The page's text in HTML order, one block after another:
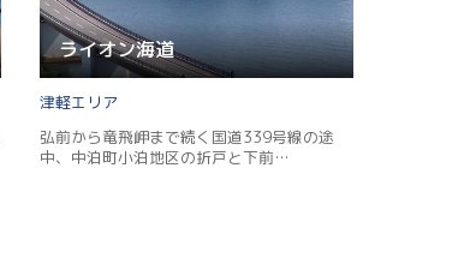
ライオン海道
津軽
弘前から竜飛岬まで続く国道339号線の途
中、中泊町小泊地区の折戸と下前…